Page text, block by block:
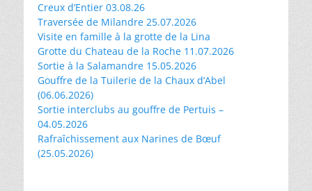
Creux d’Entier 03.08.26
Traversée de Milandre 25.07.2026
Visite en famille à la grotte de la Lina
Grotte du Chateau de la Roche 11.07.2026
Sortie à la Salamandre 15.05.2026
Gouffre de la Tuilerie de la Chaux d’Abel
(06.06.2026)
Sortie interclubs au gouffre de Pertuis –
04.05.2026
Rafraîchissement aux Narines de Bœuf
(25.05.2026)